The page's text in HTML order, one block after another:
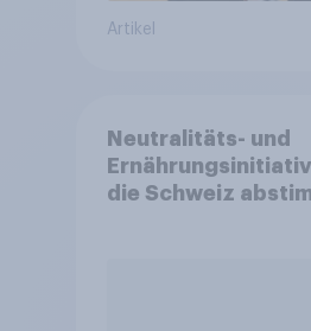
Artikel
Neutralitäts- und
die Schweiz